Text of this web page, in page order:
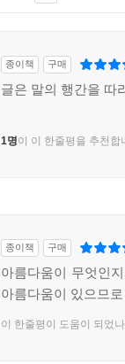
종이책 구매
글은 말의 행간을 따
1명이 이 한줄평을 추천합
종이책 구매
아름다움이 무엇인
아름다움이 있으므
이 한줄평이 도움이 되었